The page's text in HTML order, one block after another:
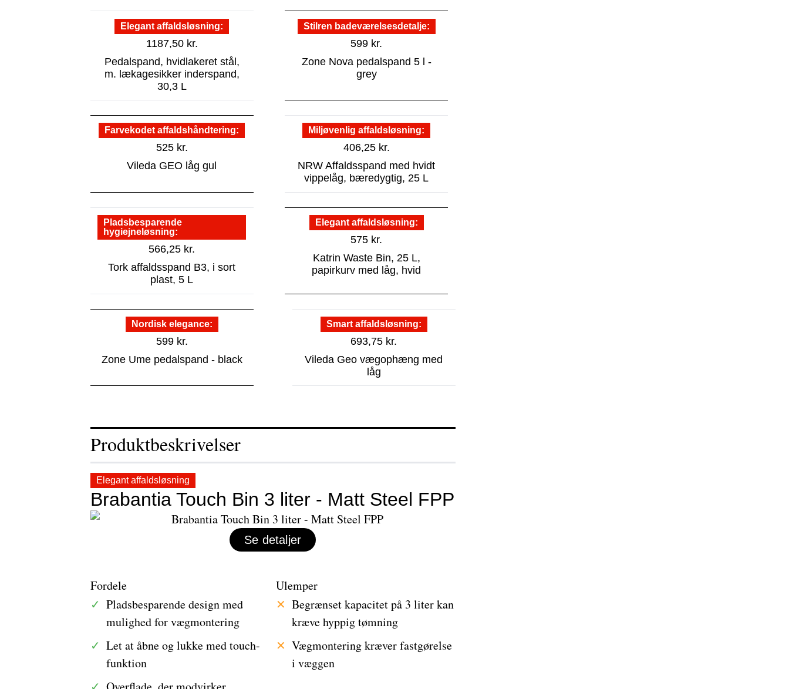
Elegant affaldsløsning
Pedalspand, hvidlakeret stål,
m. lækagesikker inderspand,
30,3 L
1187,50 kr.
Stilren badeværelsesdetalje
Zone Nova pedalspand 5 l -
grey
599 kr.
Farvekodet affaldshåndtering
Vileda GEO låg gul
525 kr.
Miljøvenlig affaldsløsning
NRW Affaldsspand med hvidt
vippelåg, bæredygtig, 25 L
406,25 kr.
Pladsbesparende
hygiejneløsning
Tork affaldsspand B3, i sort
plast, 5 L
566,25 kr.
Elegant affaldsløsning
Katrin Waste Bin, 25 L,
papirkurv med låg, hvid
575 kr.
Nordisk elegance
Zone Ume pedalspand - black
599 kr.
Smart affaldsløsning
Vileda Geo vægophæng med
låg
693,75 kr.
Produktbeskrivelser
Elegant affaldsløsning
Brabantia Touch Bin 3 liter - Matt Steel FPP
Fordele
Pladsbesparende design med
mulighed for vægmontering
Let at åbne og lukke med touch-
funktion
Ulemper
Begrænset kapacitet på 3 liter kan
kræve hyppig tømning
Vægmontering kræver fastgørelse
i væggen
Se detaljer